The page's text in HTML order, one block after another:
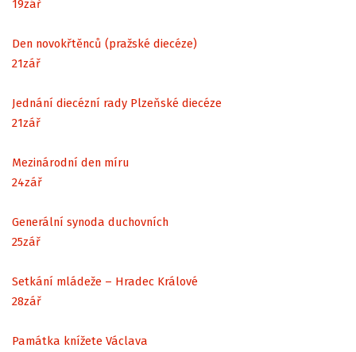
19zář
Den novokřtěnců (pražské diecéze)
21zář
Jednání diecézní rady Plzeňské diecéze
21zář
Mezinárodní den míru
24zář
Generální synoda duchovních
25zář
Setkání mládeže – Hradec Králové
28zář
Památka knížete Václava